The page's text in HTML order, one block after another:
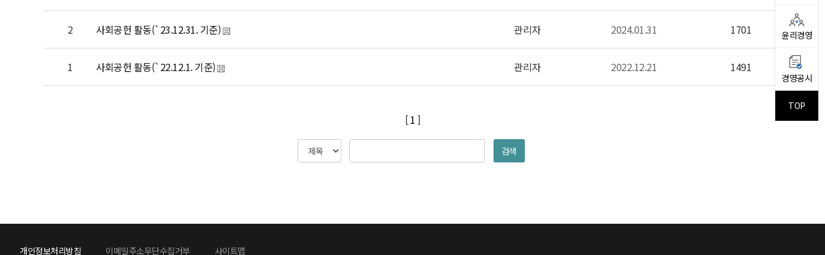
2 사회공헌 활동(`23.12.31. 기준) 관리자 2024.01.31 1701
1 사회공헌 활동(`22.12.1. 기준) 관리자 2022.12.21 1491
[ 1 ]
검색
윤리경영
경영공시
TOP
개인정보처리방침 이메일주소무단수집거부 사이트맵